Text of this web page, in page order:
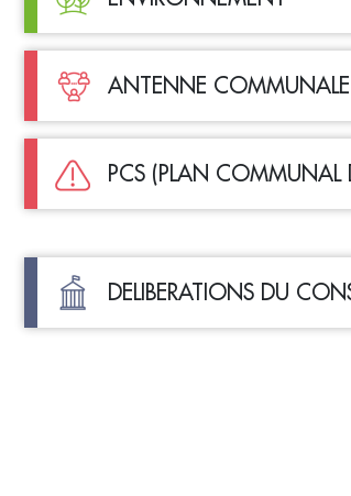
ANTENNE COMMUNALE
PCS (PLAN COMMUNAL
DELIBERATIONS DU